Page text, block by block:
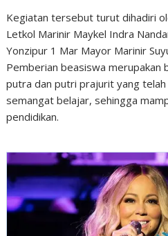
Kegiatan tersebut turut dihadiri
Letkol Marinir Maykel Indra
Yonzipur 1 Mar Mayor Marinir
Pemberian beasiswa merupakan
putra dan putri prajurit yang telah
semangat belajar, sehingga
pendidikan.